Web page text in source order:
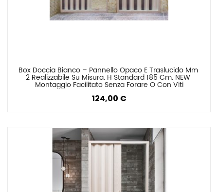
Box Doccia Bianco – Pannello Opaco E Traslucido Mm
2 Realizzabile Su Misura. H Standard 185 Cm. NEW
Montaggio Facilitato Senza Forare O Con Viti
124,00 €
Confronta